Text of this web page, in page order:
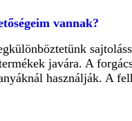
vannak?
javára. A
használják. A